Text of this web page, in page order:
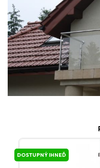
DOSTUPNÝ IHNEĎ